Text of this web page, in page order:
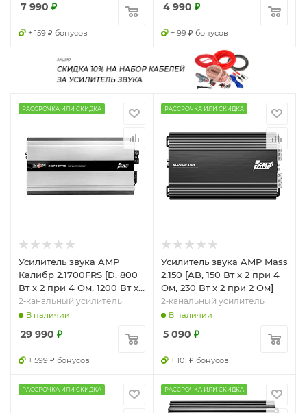
7 990 ₽
+ 159 ₽ бонусов
4 990 ₽
+ 99 ₽ бонусов
РАССРОЧКА ИЛИ СКИДКА
Усилитель звука AMP
Калибр 2.1700FRS [D, 800
Вт x 2 при 4 Ом, 1200 Вт x
2 при 2 Ом]
2‑канальный усилитель
В наличии
29 990 ₽
+ 599 ₽ бонусов
РАССРОЧКА ИЛИ СКИДКА
Усилитель звука AMP Mass
2.150 [AB, 150 Вт x 2 при 4
Ом, 230 Вт x 2 при 2 Ом]
2‑канальный усилитель
В наличии
5 090 ₽
+ 101 ₽ бонусов
РАССРОЧКА ИЛИ СКИДКА РАССРОЧКА ИЛИ СКИДКА